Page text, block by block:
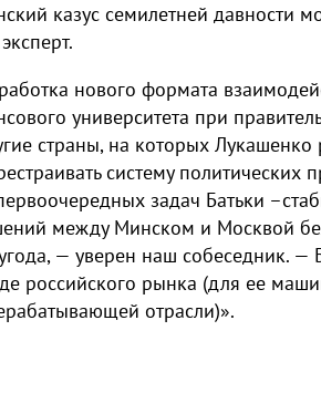
казус семилетней давности
нового формата
университета при
страны, на которых Лукашенко
систему политических
задач Батьки
между Минском и Москвой
— уверен наш собеседник. —
российского рынка (для ее
отрасли)».